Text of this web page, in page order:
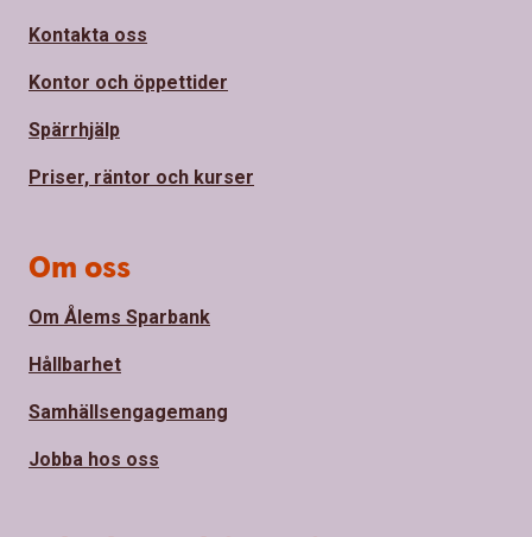
Kontakta oss
Kontor och öppettider
Spärrhjälp
Priser, räntor och kurser
Om oss
Om Ålems Sparbank
Hållbarhet
Samhällsengagemang
Jobba hos oss